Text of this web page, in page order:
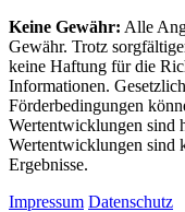
Keine Gewähr: Alle
Gewähr. Trotz
keine Haftung für die
Informationen.
Förderbedingungen
Wertentwicklungen sind
Wertentwicklungen sind
Ergebnisse.
Impressum Datenschutz